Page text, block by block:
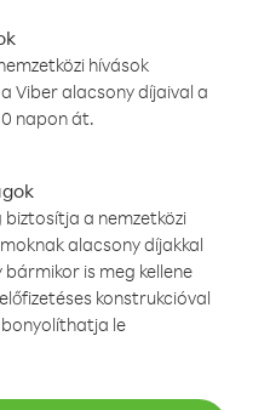
hívások
Viber alacsony díjaival a
napon át.
a nemzetközi
alacsony díjakkal
is meg kellene
konstrukcióval
le